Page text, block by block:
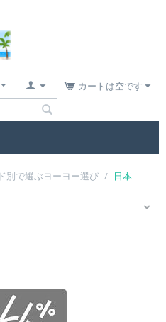
カートは空です
別で選ぶヨーヨー選び / 日本